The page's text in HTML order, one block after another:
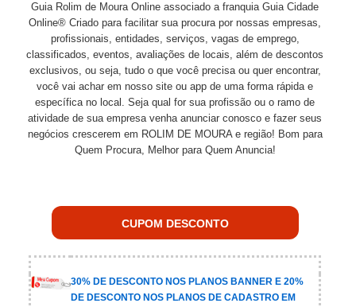
Guia Rolim de Moura Online associado a franquia Guia Cidade
Online® Criado para facilitar sua procura por nossas empresas,
profissionais, entidades, serviços, vagas de emprego,
classificados, eventos, avaliações de locais, além de descontos
exclusivos, ou seja, tudo o que você precisa ou quer encontrar,
você vai achar em nosso site ou app de uma forma rápida e
específica no local. Seja qual for sua profissão ou o ramo de
atividade de sua empresa venha anunciar conosco e fazer seus
negócios crescerem em ROLIM DE MOURA e região! Bom para
Quem Procura, Melhor para Quem Anuncia!
CUPOM DESCONTO
30% DE DESCONTO NOS PLANOS BANNER E 20%
DE DESCONTO NOS PLANOS DE CADASTRO EM